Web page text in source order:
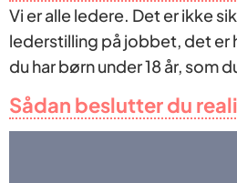
Vi er alle ledere. Det er ikke
lederstilling på jobbet, det er
du har børn under 18 år, som
Sådan beslutter du